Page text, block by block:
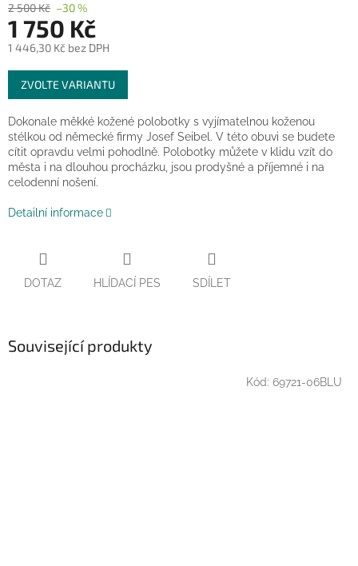
2 500 Kč –30 %
1 750 Kč
1 446,30 Kč bez DPH
Měrná
cena:
ZVOLTE VARIANTU
Dokonale měkké kožené polobotky s vyjímatelnou koženou
stélkou od německé firmy Josef Seibel. V této obuvi se budete
cítit opravdu velmi pohodlně. Polobotky můžete v klidu vzít do
města i na dlouhou procházku, jsou prodyšné a příjemné i na
celodenní nošení.
Detailní informace
DOTAZ HLÍDACÍ PES SDÍLET
Související produkty
Kód: 69721-06BLU